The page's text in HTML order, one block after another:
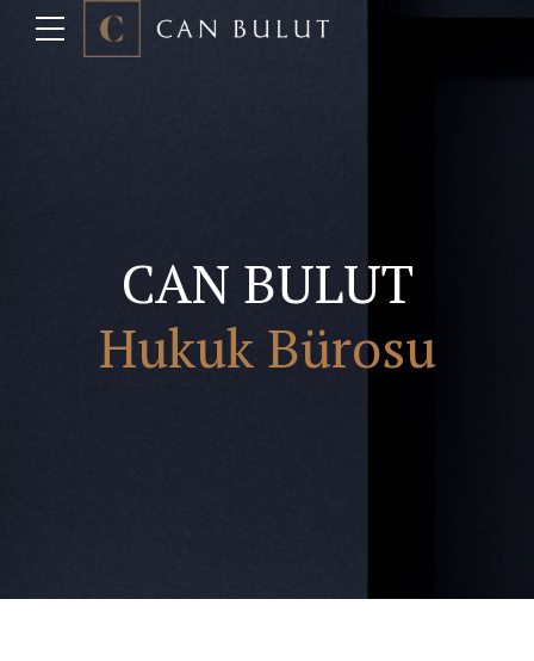
CAN BULUT
Hukuk Bürosu